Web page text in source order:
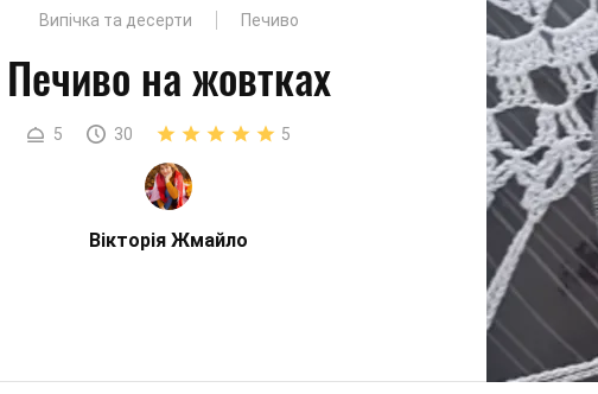
Випічка та десерти Печиво
Печиво на жовтках
5 30 5
Вікторія Жмайло